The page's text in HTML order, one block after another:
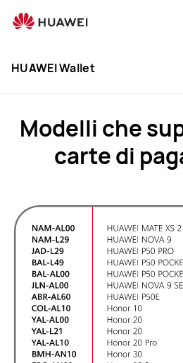
Pay
HUAWEI Wallet
Modelli che
carte di